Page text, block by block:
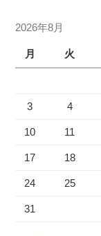
2026年8月
月 火
3 4
10 11
17 18
24 25
31